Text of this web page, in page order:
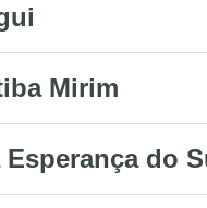
Mirim
Esperança do